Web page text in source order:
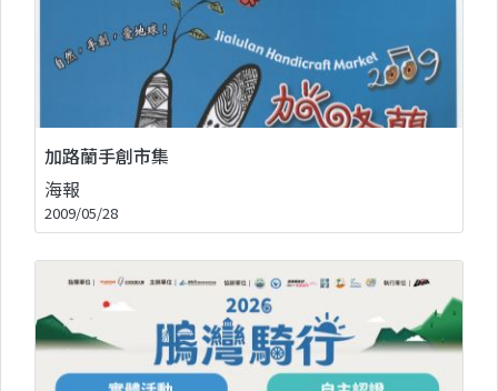
加路蘭手創市集
海報
2009/05/28